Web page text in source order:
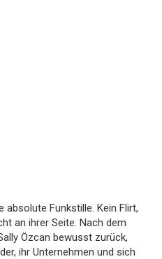
Funkstille. Kein Flirt,
an ihrer Seite. Nach dem
Özcan bewusst zurück,
ihr Unternehmen und sich